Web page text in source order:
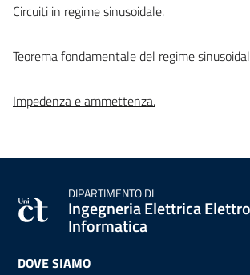
Circuiti in regime sinusoidale.
Teorema fondamentale del regime
Impedenza e ammettenza.
DIPARTIMENTO DI
Ingegneria Elettrica
Informatica
DOVE SIAMO